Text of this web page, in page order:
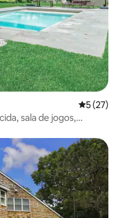
5 de uma
5 (27)
sala de jogos,